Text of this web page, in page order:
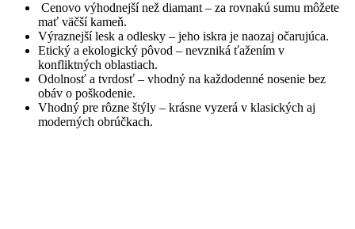
Cenovo výhodnejší než diamant – za rovnakú sumu môžete
mať väčší kameň.
Výraznejší lesk a odlesky – jeho iskra je naozaj očarujúca.
Etický a ekologický pôvod – nevzniká ťažením v
konfliktných oblastiach.
Odolnosť a tvrdosť – vhodný na každodenné nosenie bez
obáv o poškodenie.
Vhodný pre rôzne štýly – krásne vyzerá v klasických aj
moderných obrúčkach.